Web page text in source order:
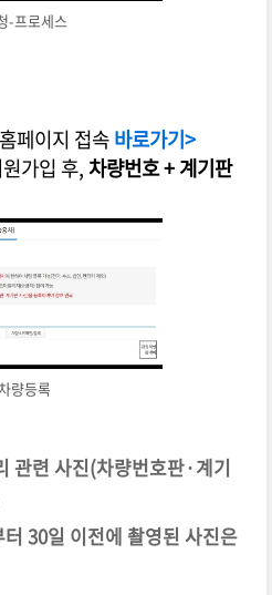
-프로세스
페이지 접속바로가기>
가입 후,차량번호 + 계기판
량등록
관련 사진(차량번호판·계기
30일 이전에 촬영된 사진은